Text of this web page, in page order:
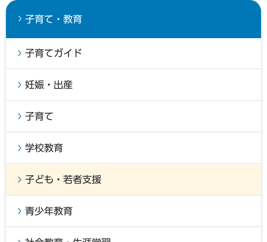
子育て・教育
子育てガイド
妊娠・出産
子育て
学校教育
子ども・若者支援
青少年教育